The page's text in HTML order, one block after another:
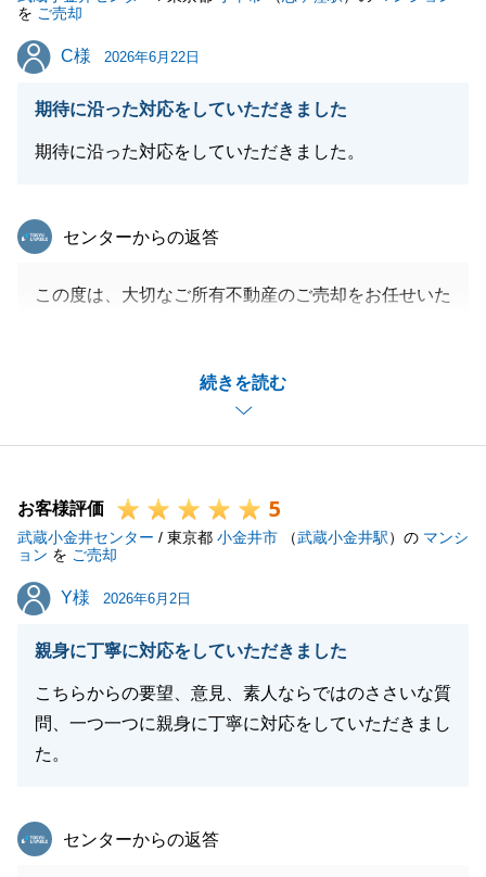
を ご売却
C様
C様 2026年6月22日
期待に沿った対応をしていただきました
期待に沿った対応をしていただきました。
続きを読む
東急リバブル
センターからの返答
この度は、大切なご所有不動産のご売却をお任せいた
にお取引を終えることができて嬉しく思います。
いつも優しくご対応いただき心より感謝申し上げま
す。
お気軽にご連絡下さい。
今後とも末永くよろしくお願い申し上げます。
お客様評価 5
武蔵小金井センター / 東京都 小金井市 （武蔵小金井駅）の マンシ
ョン を ご売却
Y様
Y様 2026年6月2日
親身に丁寧に対応をしていただきました
こちらからの要望、意見、素人ならではのささいな質
問、一つ一つに親身に丁寧に対応をしていただきまし
た。
東急リバブル
センターからの返答